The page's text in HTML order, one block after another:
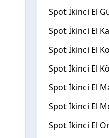
Spot İkinci El
Spot İkinci El
Spot İkinci El
Spot İkinci El
Spot İkinci El
Spot İkinci El
Spot İkinci El